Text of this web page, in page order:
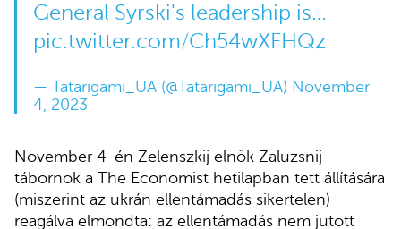
General Syrski's leadership is…
pic.twitter.com/Ch54wXFHQz
— Tatarigami_UA (@Tatarigami_UA) November
4, 2023
November 4-én Zelenszkij elnök Zaluzsnij
tábornok a The Economist hetilapban tett állítására
(miszerint az ukrán ellentámadás sikertelen)
reagálva elmondta: az ellentámadás nem jutott